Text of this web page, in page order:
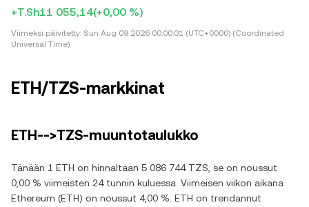
+T.Sh11 055,14(+0,00 %)
Viimeksi päivitetty: Sun Aug 09 2026 00:00:01 (UTC+0000) (Coordinated
Universal Time)
ETH/TZS-markkinat
ETH-->TZS-muuntotaulukko
Tänään 1 ETH on hinnaltaan 5 086 744 TZS, se on noussut
0,00 % viimeisten 24 tunnin kuluessa. Viimeisen viikon aikana
Ethereum (ETH) on noussut 4,00 %. ETH on trendannut